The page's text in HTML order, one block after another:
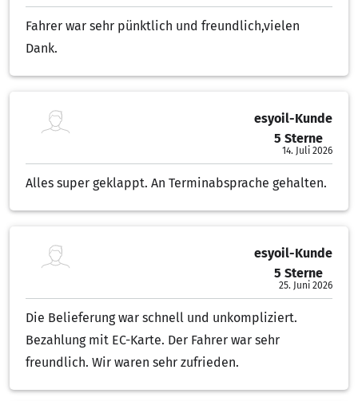
Fahrer war sehr pünktlich und freundlich,vielen
Dank.
esyoil-Kunde
5 Sterne
14. Juli 2026
Alles super geklappt. An Terminabsprache gehalten.
esyoil-Kunde
5 Sterne
25. Juni 2026
Die Belieferung war schnell und unkompliziert.
Bezahlung mit EC-Karte. Der Fahrer war sehr
freundlich. Wir waren sehr zufrieden.